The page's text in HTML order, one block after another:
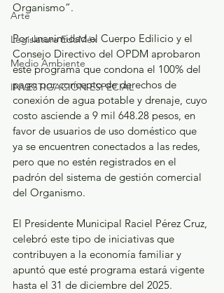
Arte
Legislatura EdoMéx
Medio Ambiente
INVESTIGACIÓN ESPECIAL
Organismo”.
Por unanimidad el Cuerpo Edilicio y el
Consejo Directivo del OPDM aprobaron
este programa que condona el 100% del
pago por concepto de derechos de
conexión de agua potable y drenaje, cuyo
costo asciende a 9 mil 648.28 pesos, en
favor de usuarios de uso doméstico que
ya se encuentren conectados a las redes,
pero que no estén registrados en el
padrón del sistema de gestión comercial
del Organismo.
El Presidente Municipal Raciel Pérez Cruz,
celebró este tipo de iniciativas que
contribuyen a la economía familiar y
apuntó que esté programa estará vigente
hasta el 31 de diciembre del 2025.